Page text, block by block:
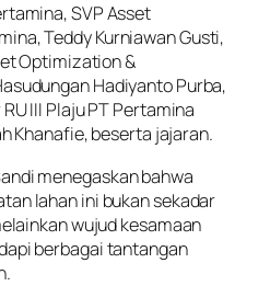
SVP Asset
Teddy Kurniawan Gusti,
Optimization &
Hadiyanto Purba,
III Plaju PT Pertamina
Khanafie, beserta jajaran.
menegaskan bahwa
lahan ini bukan sekadar
wujud kesamaan
berbagai tantangan